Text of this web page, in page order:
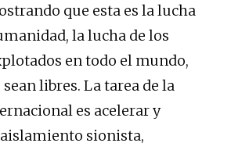
que esta es la lucha
la lucha de los
en todo el mundo,
libres. La tarea de la
es acelerar y
sionista,